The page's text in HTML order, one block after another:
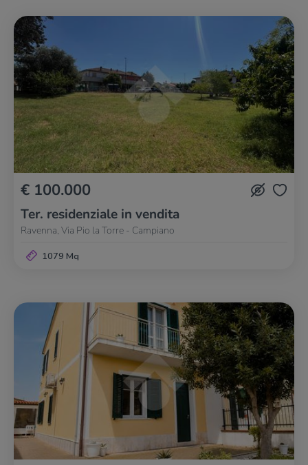
€ 100.000
Ter. residenziale in vendita
Ravenna, Via Pio la Torre - Campiano
1079 Mq